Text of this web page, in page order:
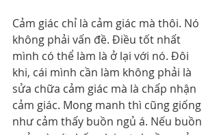
Cảm giác chỉ là cảm giác mà thôi. Nó
không phải vấn đề. Điều tốt nhất
mình có thể làm là ở lại với nó. Đôi
khi, cái mình cần làm không phải là
sửa chữa cảm giác mà là chấp nhận
cảm giác. Mong manh thì cũng giống
như cảm thấy buồn ngủ á. Nếu buồn